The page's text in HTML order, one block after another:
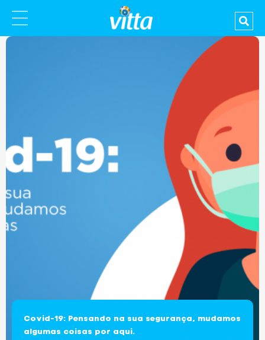
Covid-19: Pensando na sua segurança, mudamos
algumas coisas por aqui.